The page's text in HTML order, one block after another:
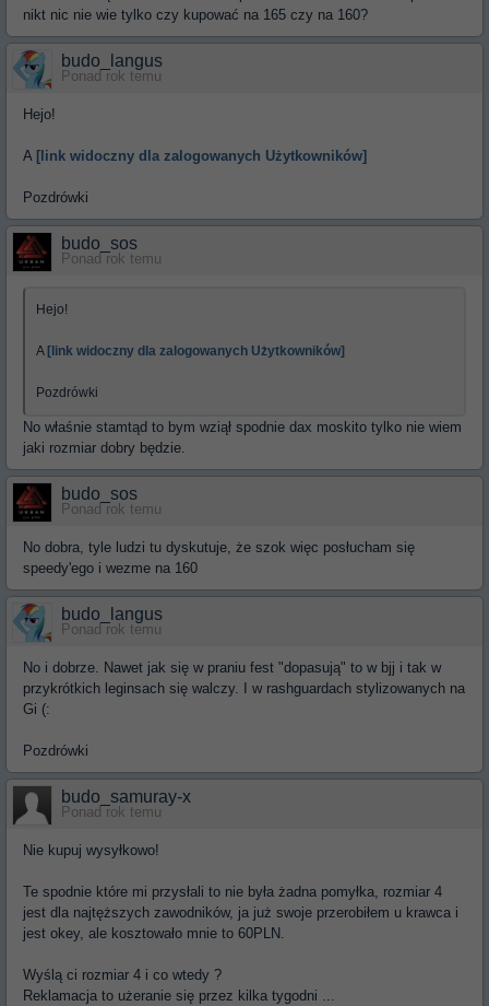
nikt nic nie wie tylko czy kupować na 165 czy na 160?
budo_langus
Ponad rok temu
Hejo!
A [link widoczny dla zalogowanych Użytkowników]
Pozdrówki
budo_sos
Ponad rok temu
Hejo!
A[link widoczny dla zalogowanych Użytkowników]
Pozdrówki
No właśnie stamtąd to bym wziął spodnie dax moskito tylko nie wiem
jaki rozmiar dobry będzie.
budo_sos
Ponad rok temu
No dobra, tyle ludzi tu dyskutuje, że szok więc posłucham się
speedy'ego i wezme na 160
budo_langus
Ponad rok temu
No i dobrze. Nawet jak się w praniu fest "dopasują" to w bjj i tak w
przykrótkich leginsach się walczy. I w rashguardach stylizowanych na
Gi (:
Pozdrówki
budo_samuray-x
Ponad rok temu
Nie kupuj wysyłkowo!
Te spodnie które mi przysłali to nie była żadna pomyłka, rozmiar 4
jest dla najtęższych zawodników, ja już swoje przerobiłem u krawca i
jest okey, ale kosztowało mnie to 60PLN.
Wyślą ci rozmiar 4 i co wtedy ?
Reklamacja to użeranie się przez kilka tygodni ...